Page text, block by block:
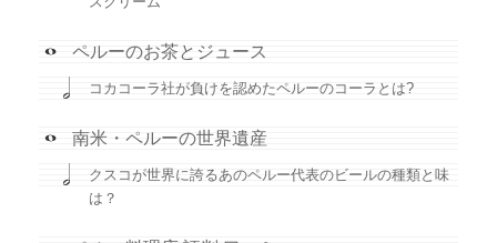
ペルーのお茶とジュース
コカコーラ社が負けを認めたペルーのコーラとは?
南米・ペルーの世界遺産
クスコが世界に誇るあのペルー代表のビールの種類と味
は？